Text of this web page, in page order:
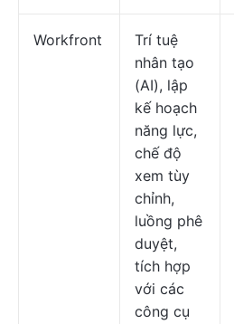
Workfront
Trí tuệ
nhân tạo
(AI), lập
kế hoạch
năng lực,
chế độ
xem tùy
chỉnh,
luồng phê
duyệt,
tích hợp
với các
công cụ